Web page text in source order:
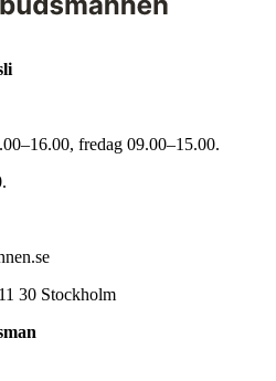
fredag 09.00–15.00.
30 Stockholm